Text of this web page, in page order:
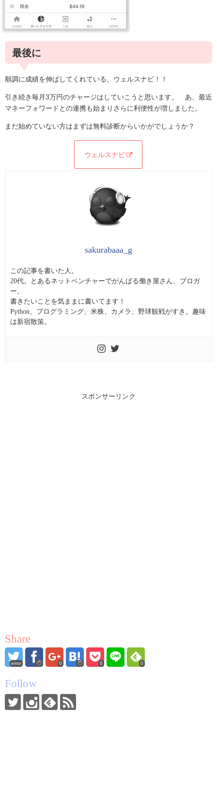
最後に
順調に成績を伸ばしてくれている、ウェルスナビ！！
引き続き毎月3万円のチャージはしていこうと思います。 あ、最近
マネーフォワードとの連携も始まりさらに利便性が増しました。
まだ始めていない方はまずは無料診断からいかがでしょうか？
ウェルスナビ
sakurabaaa_g
この記事を書いた人。
20代。とあるネットベンチャーでがんばる働き屋さん、ブロガ
ー。
書きたいことを気ままに書いてます！
Python、プログラミング、米株、カメラ、野球観戦がすき。趣味
は新宿散策。
スポンサーリンク
Share
error 0 0 0
Follow